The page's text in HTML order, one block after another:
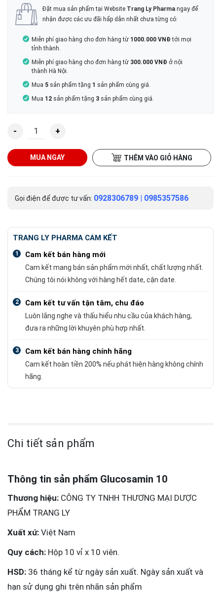
Đặt mua sản phẩm tại Website Trang Ly Pharma ngay để
nhận được các ưu đãi hấp dẫn nhất chưa từng có:
Miễn phí giao hàng cho đơn hàng từ 1000.000 VNĐ tới mọi
tỉnh thành.
Miễn phí giao hàng cho đơn hàng từ 300.000 VNĐ ở nội
thành Hà Nội.
Mua 5 sản phẩm tặng 1 sản phẩm cùng giá.
Mua 12 sản phẩm tặng 3 sản phẩm cùng giá.
Glucosamin 10 giúp bổ sung dưỡng chất cho mô sụn khớp
THÊM VÀO GIỎ HÀNG
MUA NGAY
Gọi điện để được tư vấn: 0928306789 0985357586
TRANG LY PHARMA CAM KẾT
1 Cam kết bán hàng mới
Cam kết mang bán sản phẩm mới nhất, chất lượng nhất.
Chúng tôi nói không với hàng hết date, cận date.
2 Cam kết tư vấn tận tâm, chu đáo
Luôn lắng nghe và thấu hiểu nhu cầu của khách hàng,
đưa ra những lời khuyên phù hợp nhất.
3 Cam kết bán hàng chính hãng
Cam kết hoàn tiền 200% nếu phát hiện hàng không chính
hãng.
Chi tiết sản phẩm
Thông tin sản phẩm Glucosamin 10
Thương hiệu: CÔNG TY TNHH THƯƠNG MẠI DƯỢC
PHẨM TRANG LY
Xuất xứ: Việt Nam
Quy cách: Hộp 10 vỉ x 10 viên.
HSD: 36 tháng kể từ ngày sản xuất. Ngày sản xuất và
hạn sử dụng ghi trên nhãn sản phẩm